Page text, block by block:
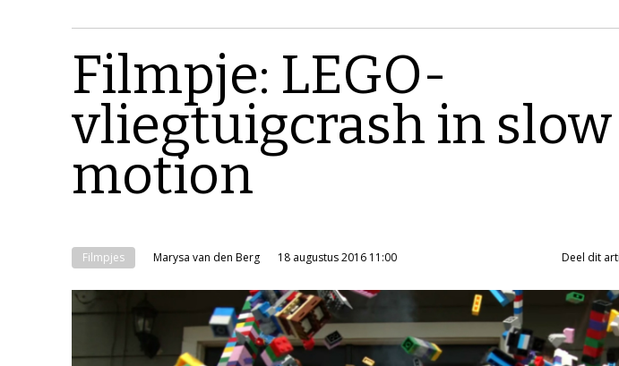
Filmpje: LEGO-
vliegtuigcrash in slow
motion
Filmpjes Marysa van den Berg 18 augustus 2016 11:00 Deel dit